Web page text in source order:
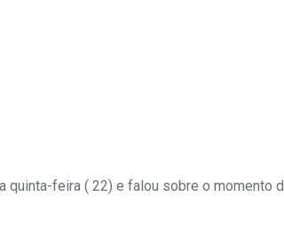
quinta-feira ( 22) e falou sobre o momento